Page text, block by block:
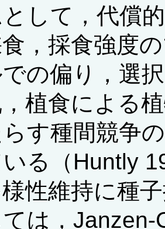
として，代償
，採食強度
の偏り，選
植食による
らす種間競争
る（Huntly
性維持に種
ては，